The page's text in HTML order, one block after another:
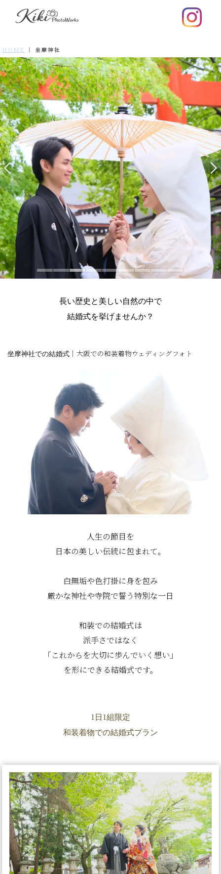
HOME 坐摩神社
長い歴史と美しい自然の中で
結婚式を挙げませんか？
坐摩神社での結婚式 ｜大阪での和装着物ウェディングフォト
人生の節目を
日本の美しい伝統に包まれて。
白無垢や色打掛に身を包み
厳かな神社や寺院で誓う特別な一日
和装での結婚式は
派手さではなく
「これからを大切に歩んでいく想い」
を形にできる結婚式です。
1日1組限定
和装着物での結婚式プラン